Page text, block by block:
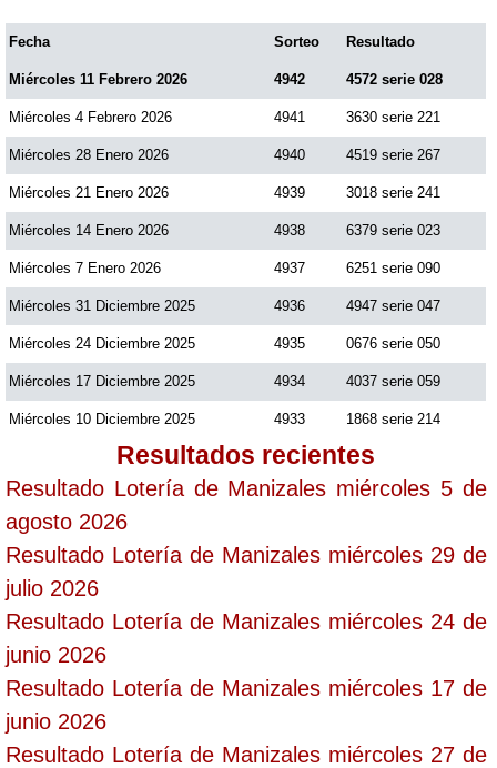
Fecha Sorteo Resultado
Miércoles 11 Febrero 2026 4942 4572 serie 028
Miércoles 4 Febrero 2026 4941 3630 serie 221
Miércoles 28 Enero 2026 4940 4519 serie 267
Miércoles 21 Enero 2026 4939 3018 serie 241
Miércoles 14 Enero 2026 4938 6379 serie 023
Miércoles 7 Enero 2026 4937 6251 serie 090
Miércoles 31 Diciembre 2025 4936 4947 serie 047
Miércoles 24 Diciembre 2025 4935 0676 serie 050
Miércoles 17 Diciembre 2025 4934 4037 serie 059
Miércoles 10 Diciembre 2025 4933 1868 serie 214
Resultados recientes
Resultado Lotería de Manizales miércoles 5 de
agosto 2026
Resultado Lotería de Manizales miércoles 29 de
julio 2026
Resultado Lotería de Manizales miércoles 24 de
junio 2026
Resultado Lotería de Manizales miércoles 17 de
junio 2026
Resultado Lotería de Manizales miércoles 27 de